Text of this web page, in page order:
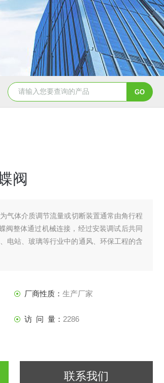
选型 dn200湖泉电动截止阀 一
阀
气体介质调节流量或切断装置通常由角行程
阀整体通过机械连接，经过安装调试后共同
电站、玻璃等行业中的通风、环保工程的含
厂商性质： 生产厂家
访 问 量： 2286
联系我们